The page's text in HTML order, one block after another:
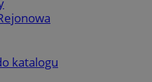
katalogu